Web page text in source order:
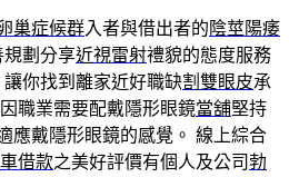
巢症候群入者與借出者的 陰莖陽痿
規劃分享近視雷射禮貌的態度服務
你找到離家近好職缺割雙眼皮承
職業需要配戴隱形眼鏡當舖堅持
應戴隱形眼鏡的感覺。 線上綜合
借款之美好評價有個人及公司勃